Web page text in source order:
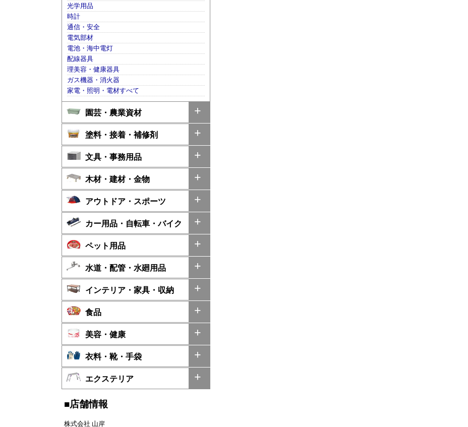
光学用品
時計
通信・安全
電気部材
電池・海中電灯
配線器具
理美容・健康器具
ガス機器・消火器
家電・照明・電材すべて
園芸・農業資材
塗料・接着・補修剤
文具・事務用品
木材・建材・金物
アウトドア・スポーツ
カー用品・自転車・バイク
ペット用品
水道・配管・水廻用品
インテリア・家具・収納
食品
美容・健康
衣料・靴・手袋
エクステリア
■店舗情報
株式会社 山岸